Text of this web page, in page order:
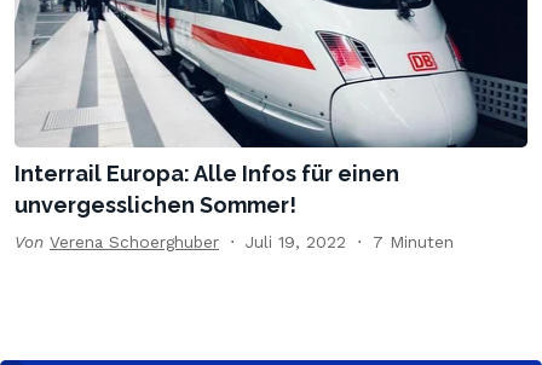
Interrail Europa: Alle Infos für einen
unvergesslichen Sommer!
Von Verena Schoerghuber Juli 19, 2022 7 Minuten